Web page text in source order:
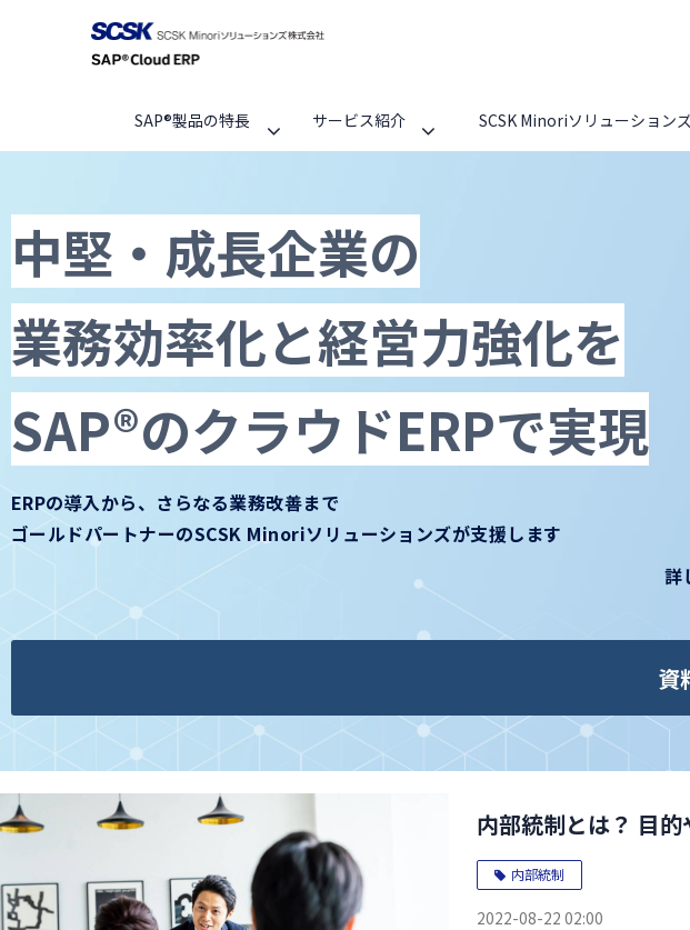
SAP®製品の特長 サービス紹介 SCSK Minoriソリューション
中堅・成長企業の
業務効率化と経営力強化を
SAP®のクラウドERPで実現
ERPの導入から、さらなる業務改善まで
ゴールドパートナーのSCSK Minoriソリューションズが支援します
詳
資
内部統制とは？ 目
内部統制
2022-08-22 02:00